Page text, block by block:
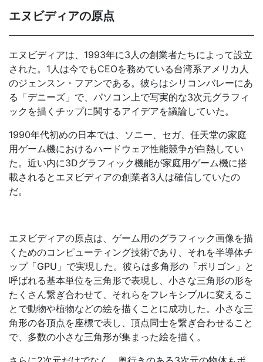
エヌビディアの原点
エヌビディアは、1993年に3人の創業者たちによって設立
された。1人は今でもCEOを務めている台湾系アメリカ人
のジェンスン・フアンである。彼らはシリコンバレーにあ
る「デニーズ」で、パソコン上で写実的な3次元グラフィ
ックを描くチップに関するアイデアを議論していた。
1990年代初めの日本では、ソニー、セガ、任天堂の家庭
用ゲーム機におけるハードウェア性能競争が白熱してい
た。近い内に3Dグラフィック機能が家庭用ゲーム機に搭
載されるとエヌビディアの創業者3人は確信していたの
だ。
エヌビディアの原点は、ゲーム用のグラフィック画像を描
くためのコンピューティング技術であり、それを半導体チ
ップ「GPU」で実現した。彼らは多角形の「ポリゴン」と
呼ばれる基本単位を三角形で表現し、小さな三角形の形を
たくさん繋ぎ合わせて、それらをフレキシブルに変えるこ
とで動物や植物などの絵を描くことに成功した。小さな三
角形の各頂点を座標で表し、頂点同士を繋ぎ合わせること
で、多数の小さな三角形が集まった絵を描く。